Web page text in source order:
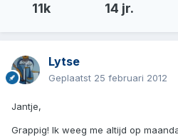
11k 14 jr.
Lytse
Geplaatst 25 februari 2012
Jantje,
Grappig! Ik weeg me altijd op